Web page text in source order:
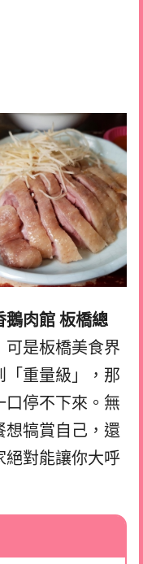
鵝肉館 板橋總
可是板橋美食界
「重量級」，那
口停不下來。無
想犒賞自己，還
絕對能讓你大呼